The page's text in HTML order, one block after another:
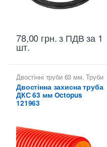
78,00 грн.з ПДВ за 1
шт.
Двостінні труби 63 мм,Труби
двостінні ДКС
Двостінна захисна труба
ДКС 63 мм Octopus
121963